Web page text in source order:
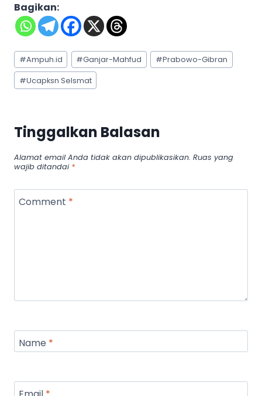
Bagikan:
Post
Tags:
#Ampuh.id #Ganjar-Mahfud #Prabowo-Gibran
#Ucapksn Selsmat
Tinggalkan Balasan
Alamat email Anda tidak akan dipublikasikan. Ruas yang
wajib ditandai *
Comment *
Name *